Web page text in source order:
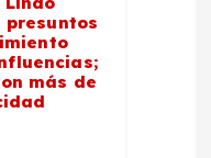
presuntos
más de